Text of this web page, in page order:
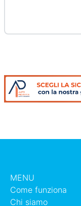
MENU
Come funziona
Chi siamo